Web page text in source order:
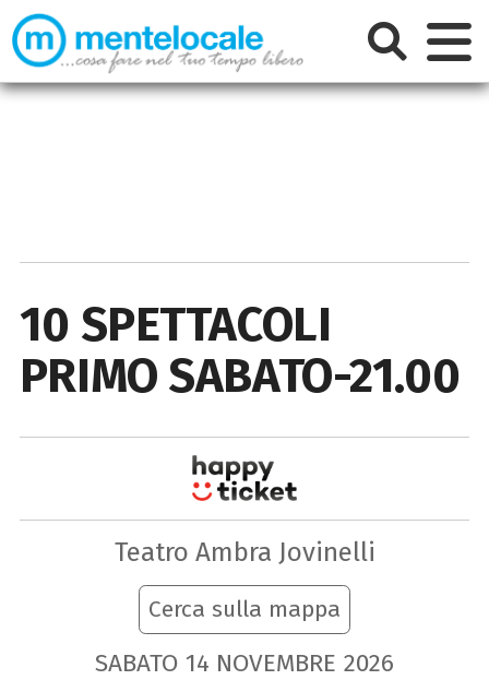
10 SPETTACOLI
PRIMO SABATO-21.00
Teatro Ambra Jovinelli
Cerca sulla mappa
SABATO 14 NOVEMBRE 2026